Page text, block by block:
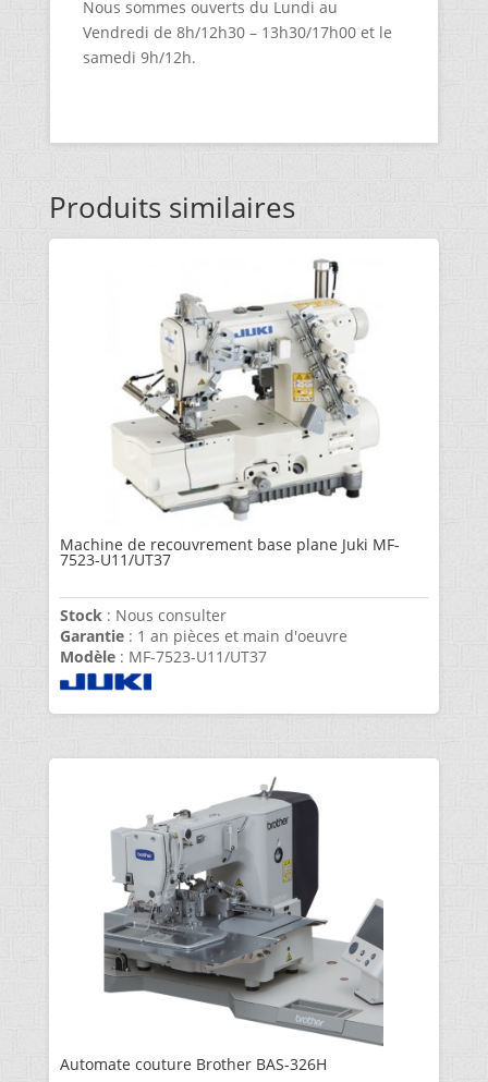
Nous sommes ouverts du Lundi au
Vendredi de 8h/12h30 – 13h30/17h00 et le
samedi 9h/12h.
Produits similaires
Machine de recouvrement base plane Juki MF-
7523-U11/UT37
Stock: Nous consulter
Garantie: 1 an pièces et main d'oeuvre
Modèle: MF-7523-U11/UT37
Automate couture Brother BAS-326H